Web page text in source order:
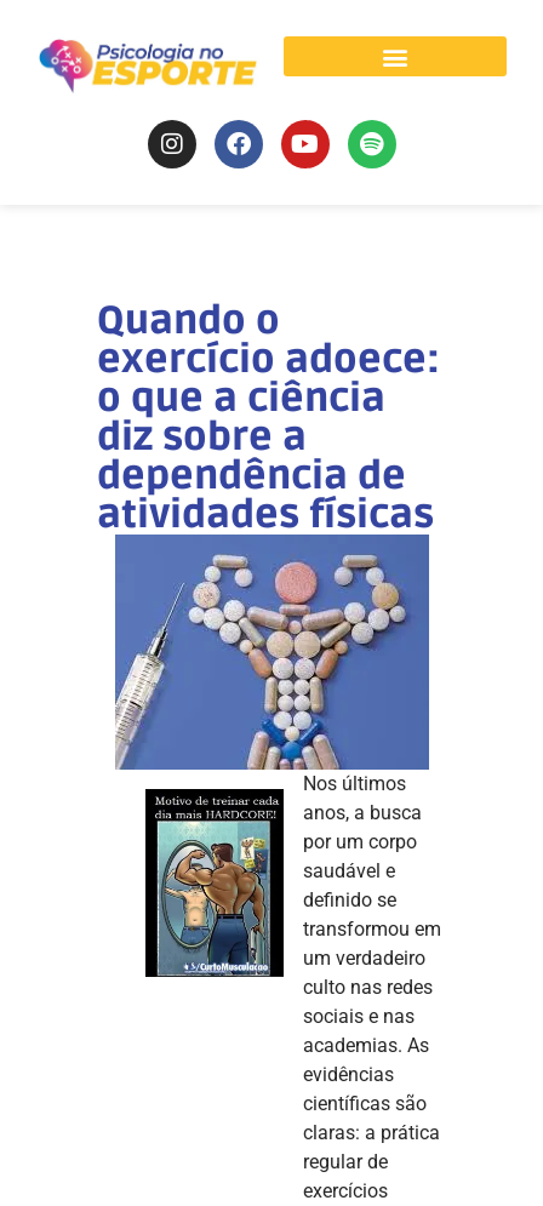
Quando o
exercício adoece:
o que a ciência
diz sobre a
dependência de
atividades físicas
Nos últimos
anos, a busca
por um corpo
saudável e
definido se
transformou em
um verdadeiro
culto nas redes
sociais e nas
academias. As
evidências
científicas são
claras: a prática
regular de
exercícios